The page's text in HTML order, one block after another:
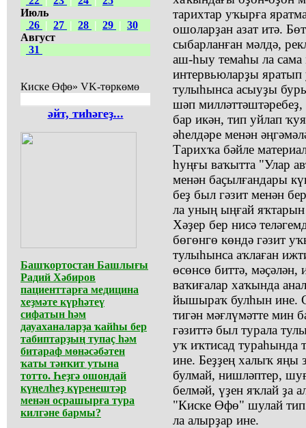
Июль
26 | 27 | 28 | 29 | 30
Август
31
Киске Өфө» VK-төркөмө
әйт, тиһәгеҙ...
Башҡортостан Башлығы
Радий Хәбиров
пациенттарға медицина
хеҙмәте күрһәтеү
сифатын һәм
дауаханаларҙа ҡайһы бер
табиптарҙың тупаҫ һәм
битараф мөнәсәбәтен
ҡаты тәнҡит утына
тотто. Һеҙгә ошондай
күңелһеҙ күренештәр
менән осрашырға тура
килгәне бармы?
тарихтар уҡырға
ошоларҙан азат итә.
сыбарланған мәлдә,
аш-һыу темаһы ла
интервьюларҙы
тулыһынса асыуҙы
шәп
бар икән, тип уйлап
әһелдәре менән
Тарихҡа бәйле
һуңғы ваҡытта "Улар
менән баҫылғандары
беҙ был гәзит менән
ла уның ыңғай
Хәҙер бер нисә
бөгөнгө көндә гәзит
тулыһынса аҡлаған
өсөнсө биттә, мәҫәлән,
ваҡиғалар хаҡында
йышыраҡ булһын ине.
тигән мәғлүмәтте мин
гәзиттә был турала
уҡ иҡтисад тураһында
ине. Беҙҙең халыҡ яңы
булмай, нишләптер,
белмәй, үҙен яҡлай ҙа
"Киске Өфө" шулай тип
ла алырҙар ине.